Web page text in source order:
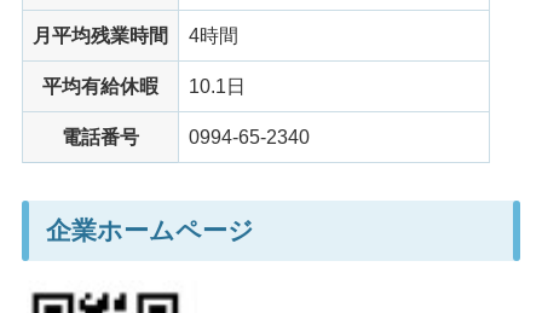
月平均残業時間 4時間
平均有給休暇 10.1日
電話番号 0994-65-2340
企業ホームページ